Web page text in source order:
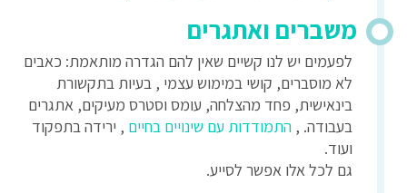
משברים ואתגרים
לפעמים יש לנו קשיים שאין להם הגדרה מותאמת: כאבים
לא מוסברים, קושי במימוש עצמי , בעיות בתקשורת
בינאישית, פחד מהצלחה, עומס וסטרס מעיקים, אתגרים
בעבודה. , התמודדות עם שינויים בחיים , ירידה בתפקוד
ועוד.
גם לכל אלו אפשר לסייע.